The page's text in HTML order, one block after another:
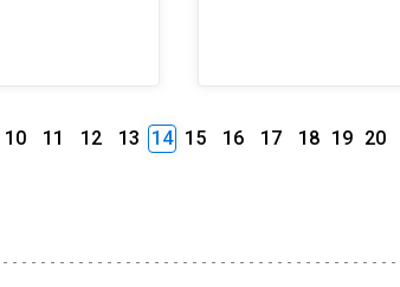
10 11 12 13 14 15 16 17 18 19 20